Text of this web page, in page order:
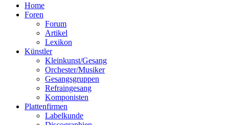
Home
Foren
Forum
Artikel
Lexikon
Künstler
Kleinkunst/Gesang
Orchester/Musiker
Gesangsgruppen
Refraingesang
Komponisten
Plattenfirmen
Labelkunde